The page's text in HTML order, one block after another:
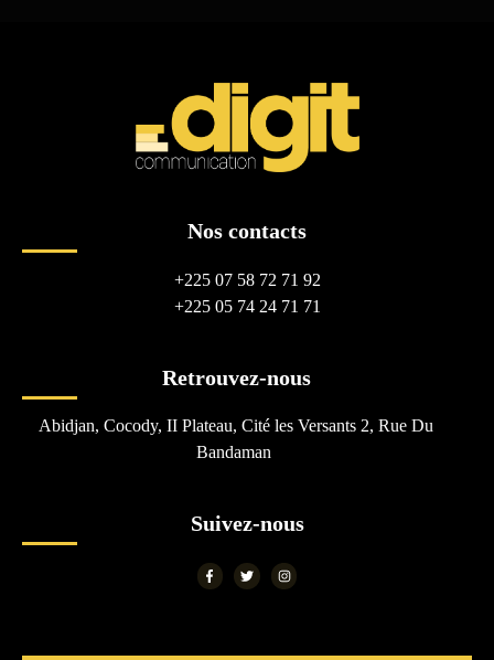
Nos contacts
+225 07 58 72 71 92
+225 05 74 24 71 71
Retrouvez-nous
Abidjan, Cocody, II Plateau, Cité les Versants 2, Rue Du
Bandaman
Suivez-nous